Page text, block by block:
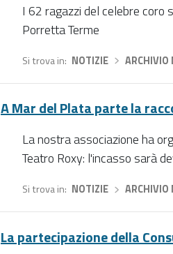
I 62 ragazzi del celebre coro
Porretta Terme
Si trova in NOTIZIE› ARCHIVIO
A Mar del Plata parte la
La nostra associazione ha
Teatro Roxy: l'incasso sarà
Si trova in NOTIZIE› ARCHIVIO
La partecipazione della